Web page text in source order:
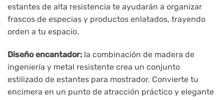
estantes de alta resistencia te ayudarán a organizar
frascos de especias y productos enlatados, trayendo
orden a tu espacio.
Diseño encantador: la combinación de madera de
ingeniería y metal resistente crea un conjunto
estilizado de estantes para mostrador. Convierte tu
encimera en un punto de atracción práctico y elegante